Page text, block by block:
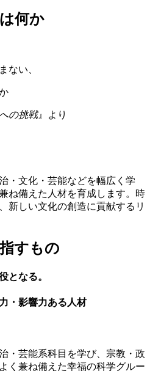
何か
ない、
の挑戦』より
・文化・芸能などを幅広く学
ね備えた人材を育成します。時
新しい文化の創造に貢献するリ
すもの
となる。
・影響力ある人材
・芸能系科目を学び、宗教・政
く兼ね備えた幸福の科学グルー